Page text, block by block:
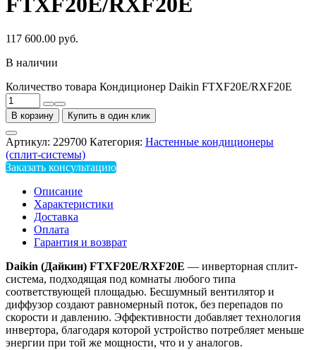
117 600.00 руб.
В наличии
Количество товара Кондиционер Daikin FTXF20E/RXF20E
В корзину Купить в один клик
Артикул: 229700 Категория: Настенные кондиционеры
(сплит-системы)
Заказать консультацию
Описание
Характеристики
Доставка
Оплата
Гарантия и возврат
Daikin (Дайкин) FTXF20E/RXF20E — инверторная сплит-
система, подходящая под комнаты любого типа
соответствующей площадью. Бесшумный вентилятор и
диффузор создают равномерный поток, без перепадов по
скорости и давлению. Эффективности добавляет технология
инвертора, благодаря которой устройство потребляет меньше
энергии при той же мощности, что и у аналогов.